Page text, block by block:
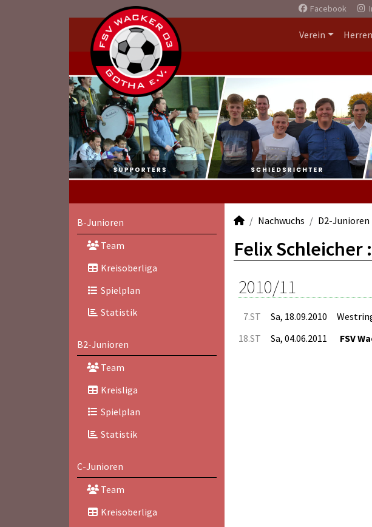
Facebook
Verein Herren
B-Junioren
Team
Kreisoberliga
Spielplan
Statistik
B2-Junioren
Team
Kreisliga
Spielplan
Statistik
C-Junioren
Team
Kreisoberliga
Nachwuchs D2-Junioren
Felix Schleicher
2010/11
7.ST Sa, 18.09.2010
18.ST Sa, 04.06.2011 FSV